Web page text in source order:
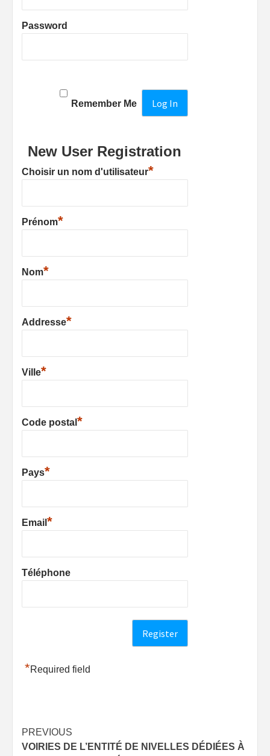
Password
Remember Me
New User Registration
Choisir un nom d'utilisateur*
Prénom*
Nom*
Addresse*
Ville*
Code postal *
Pays*
Email *
Téléphone
*Required field
Post
PREVIOUS
VOIRIES DE L’ENTITÉ DE NIVELLES DÉDIÉES À